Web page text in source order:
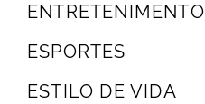
ENTRETENIMENTO
ESPORTES
ESTILO DE VIDA